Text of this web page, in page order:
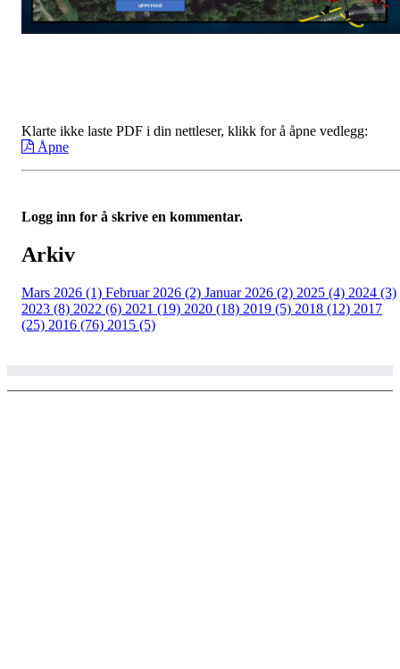
Klarte ikke laste PDF i din nettleser, klikk for å åpne vedlegg:
Åpne
Logg inn for å skrive en kommentar.
Arkiv
Mars 2026 (1) Februar 2026 (2) Januar 2026 (2) 2025 (4) 2024 (3)
2023 (8) 2022 (6) 2021 (19) 2020 (18) 2019 (5) 2018 (12) 2017
(25) 2016 (76) 2015 (5)